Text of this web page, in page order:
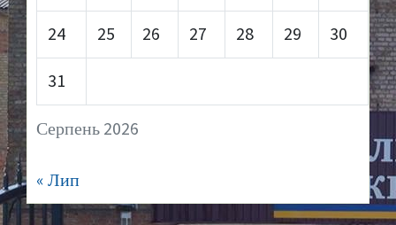
Серпень 2026
24 25 26 27 28 29 30
31
« Лип